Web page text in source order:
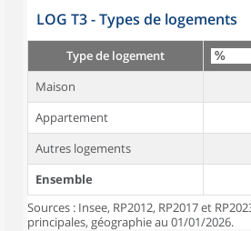
LOG T3 - Types de logements
Type de logement
Maison
Appartement
Autres logements
Ensemble
Sources : Insee, RP2012, RP2017 et
principales, géographie au 01/01/2026.